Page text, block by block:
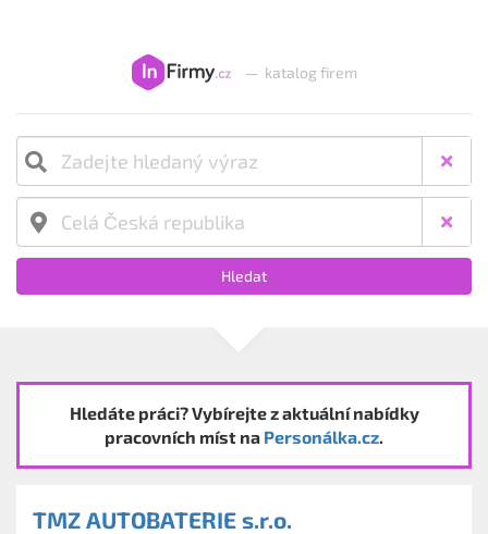
— katalog firem
Hledat
Hledáte práci? Vybírejte z aktuální nabídky
pracovních míst na Personálka.cz.
TMZ AUTOBATERIE s.r.o.